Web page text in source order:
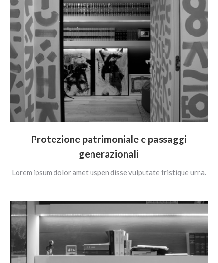
Protezione patrimoniale e passaggi
generazionali
Lorem ipsum dolor amet uspen disse vulputate tristique urna.